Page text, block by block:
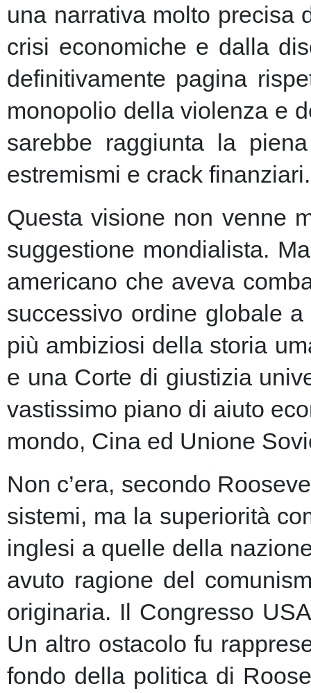
una narrativa molto precisa
crisi economiche e dalla
definitivamente pagina
monopolio della violenza e
sarebbe raggiunta la
estremismi e crack finanziari.
Questa visione non venne
suggestione mondialista.
americano che aveva
successivo ordine globale
più ambiziosi della storia
e una Corte di giustizia
vastissimo piano di aiuto
mondo, Cina ed Unione
Non c’era, secondo
sistemi, ma la superiorità
inglesi a quelle della
avuto ragione del
originaria. Il Congresso
Un altro ostacolo fu
fondo della politica di